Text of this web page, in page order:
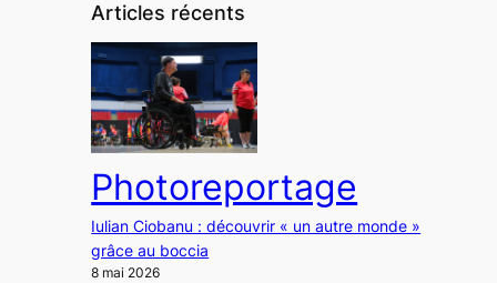
Articles récents
Photoreportage
Iulian Ciobanu : découvrir « un autre monde »
grâce au boccia
8 mai 2026